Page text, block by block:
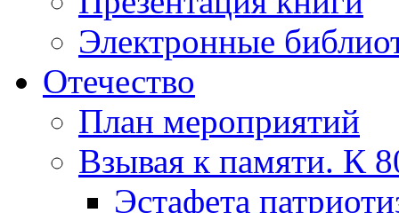
Электронные
Отечество
План мероприятий
Взывая к памяти. К
Эcтафета